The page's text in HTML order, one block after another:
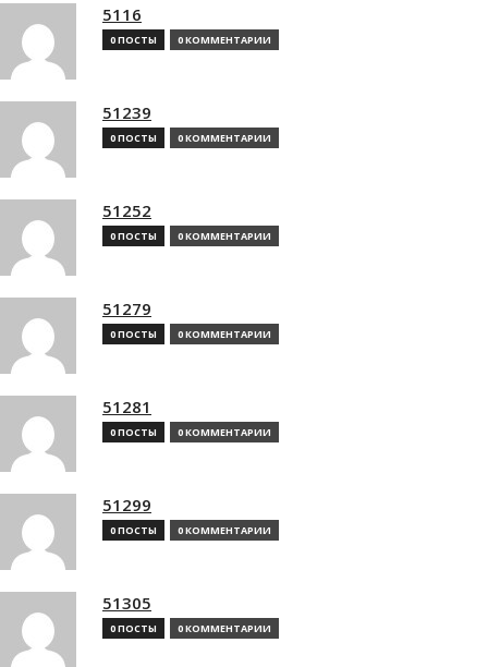
5116
0 ПОСТЫ 0 КОММЕНТАРИИ
51239
0 ПОСТЫ 0 КОММЕНТАРИИ
51252
0 ПОСТЫ 0 КОММЕНТАРИИ
51279
0 ПОСТЫ 0 КОММЕНТАРИИ
51281
0 ПОСТЫ 0 КОММЕНТАРИИ
51299
0 ПОСТЫ 0 КОММЕНТАРИИ
51305
0 ПОСТЫ 0 КОММЕНТАРИИ